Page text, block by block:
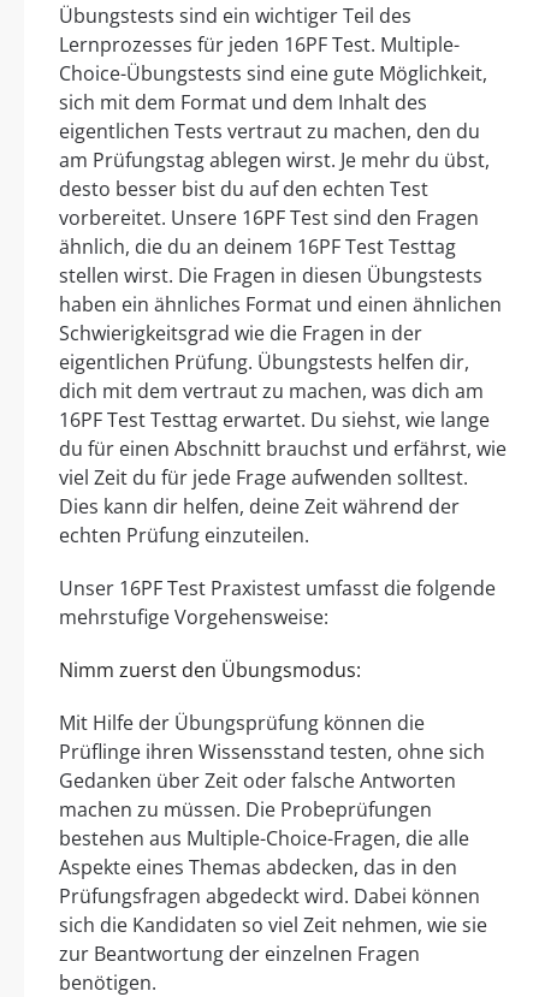
Übungstests sind ein wichtiger Teil des
Lernprozesses für jeden 16PF Test. Multiple-
Choice-Übungstests sind eine gute Möglichkeit,
sich mit dem Format und dem Inhalt des
eigentlichen Tests vertraut zu machen, den du
am Prüfungstag ablegen wirst. Je mehr du übst,
desto besser bist du auf den echten Test
vorbereitet. Unsere 16PF Test sind den Fragen
ähnlich, die du an deinem 16PF Test Testtag
stellen wirst. Die Fragen in diesen Übungstests
haben ein ähnliches Format und einen ähnlichen
Schwierigkeitsgrad wie die Fragen in der
eigentlichen Prüfung. Übungstests helfen dir,
dich mit dem vertraut zu machen, was dich am
16PF Test Testtag erwartet. Du siehst, wie lange
du für einen Abschnitt brauchst und erfährst, wie
viel Zeit du für jede Frage aufwenden solltest.
Dies kann dir helfen, deine Zeit während der
echten Prüfung einzuteilen.
Unser 16PF Test Praxistest umfasst die folgende
mehrstufige Vorgehensweise:
Nimm zuerst den Übungsmodus:
Mit Hilfe der Übungsprüfung können die
Prüflinge ihren Wissensstand testen, ohne sich
Gedanken über Zeit oder falsche Antworten
machen zu müssen. Die Probeprüfungen
bestehen aus Multiple-Choice-Fragen, die alle
Aspekte eines Themas abdecken, das in den
Prüfungsfragen abgedeckt wird. Dabei können
sich die Kandidaten so viel Zeit nehmen, wie sie
zur Beantwortung der einzelnen Fragen
benötigen.